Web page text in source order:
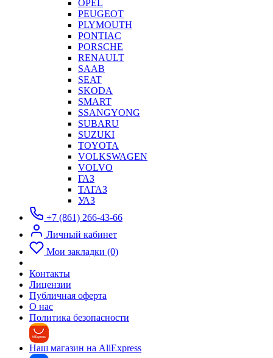
OPEL
PEUGEOT
PLYMOUTH
PONTIAC
PORSCHE
RENAULT
SAAB
SEAT
SKODA
SMART
SSANGYONG
SUBARU
SUZUKI
TOYOTA
VOLKSWAGEN
VOLVO
ГАЗ
ТАГАЗ
УАЗ
+7 (861) 266-43-66
Личный кабинет
Мои закладки (0)
Контакты
Лицензии
Публичная оферта
О нас
Политика безопасности
Наш магазин на AliExpress